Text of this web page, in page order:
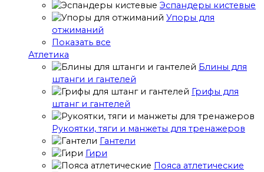
Эспандеры кистевые
Упоры для
отжиманий
Показать все
Атлетика
Блины для
штанги и гантелей
Грифы для
штанг и гантелей
Рукоятки, тяги и манжеты для тренажеров
Гантели
Гири
Пояса атлетические